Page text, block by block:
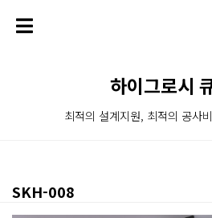
하이그로시
최적의 설계지원, 최적의 공사
SKH-008